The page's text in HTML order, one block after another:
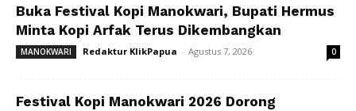
Buka Festival Kopi Manokwari, Bupati Hermus
Minta Kopi Arfak Terus Dikembangkan
MANOKWARI Redaktur KlikPapua - Agustus 7, 2026 0
Festival Kopi Manokwari 2026 Dorong